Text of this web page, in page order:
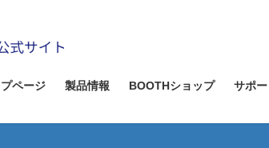
プページ 製品情報 BOOTHショップ サポー